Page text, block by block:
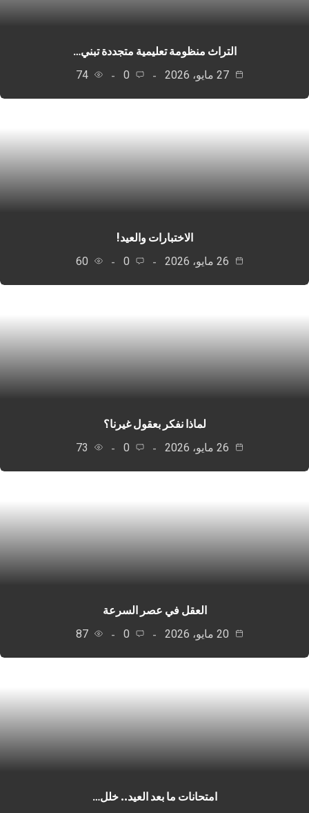
التراث منظومة تعليمية متجددة تبني…
0
74
الاختبارات والعيد!
0
60
لماذا نفكر بعقول غيرنا؟
0
73
العقل في عصر السرعة
0
87
امتحانات ما بعد العيد.. خلل…